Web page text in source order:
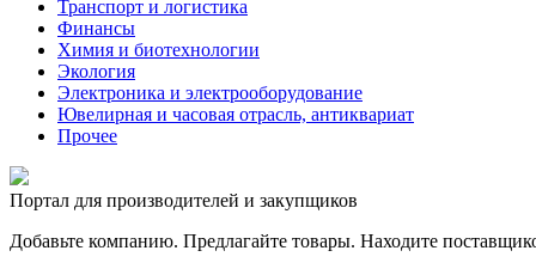
Транспорт и логистика
Финансы
Химия и биотехнологии
Экология
Электроника и электрооборудование
Ювелирная и часовая отрасль, антиквариат
Прочее
Портал для производителей и закупщиков
Добавьте компанию. Предлагайте товары. Находите